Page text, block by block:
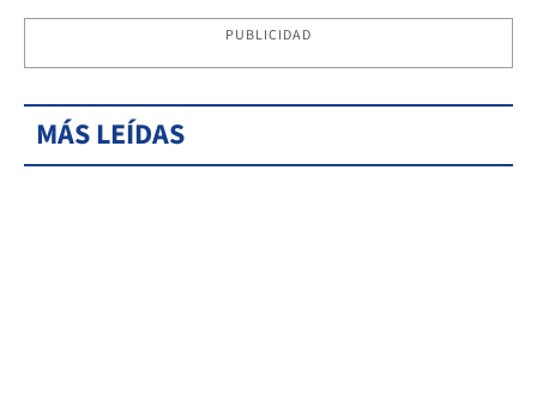
PUBLICIDAD
MÁS LEÍDAS